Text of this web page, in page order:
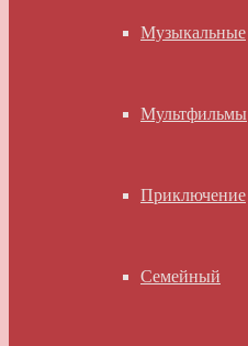
Музыкальные
Мультфильмы
Приключение
Семейный